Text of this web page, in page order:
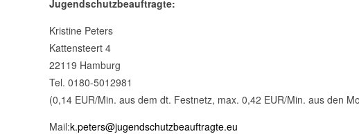
Jugendschutzbeauftragte:
Kristine Peters
Kattensteert 4
22119 Hamburg
Tel. 0180-5012981
(0,14 EUR/Min. aus dem dt. Festnetz, max. 0,42 EUR/Min. aus den
Mail:k.peters@jugendschutzbeauftragte.eu